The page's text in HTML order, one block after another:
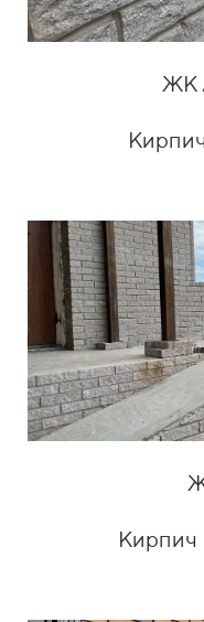
ЖК
Кирпич